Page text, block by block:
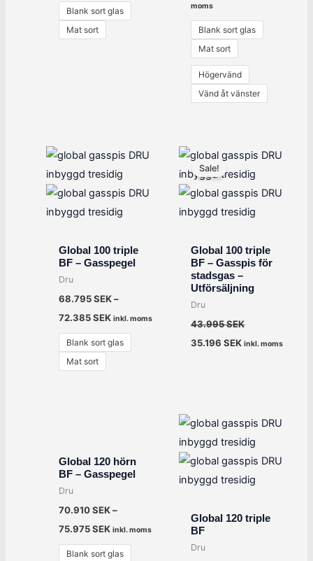
Blank sort glas
Mat sort
moms
Blank sort glas
Mat sort
Högervänd
Vänd åt vänster
Global 100 triple
BF – Gasspegel
Dru
68.795SEK–
72.385SEK inkl. moms
Blank sort glas
Mat sort
Sale!
Global 100 triple
BF – Gasspis för
stadsgas –
Utförsäljning
Dru
43.995SEK
Det
ursprungliga
priset
var:
43.995 SEK.
35.196SEK
Det
nuvarande
priset
är:
35.196 SEK.
inkl. moms
Global 120 hörn
BF – Gasspegel
Dru
70.910SEK–
75.975SEK inkl. moms
Blank sort glas
Global 120 triple
BF
Dru